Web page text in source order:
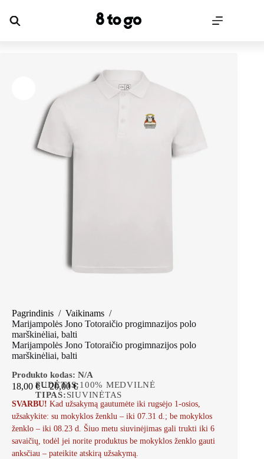
Pagrindinis / Vaikinams /
Marijampolės Jono Totoraičio progimnazijos polo
marškinėliai, balti
Marijampolės Jono Totoraičio progimnazijos polo
marškinėliai, balti
Produkto kodas: N/A
SUDĖTIS:100% MEDVILNĖ
TIPAS:SIUVINĖTAS
18,00 € – 20,00€
SVARBU! Kad užsakymą gautumėte iki rugsėjo 1-osios,
užsakykite: su mokyklos ženklu – iki 07.31 d.; be mokyklos
ženklo – iki 08.23 d. Šiuo metu siuvinėjimas gali trukti iki 6
savaičių, todėl jei norite produktus be mokyklos ženklo gauti
anksčiau – pateikite atskirą užsakymą.